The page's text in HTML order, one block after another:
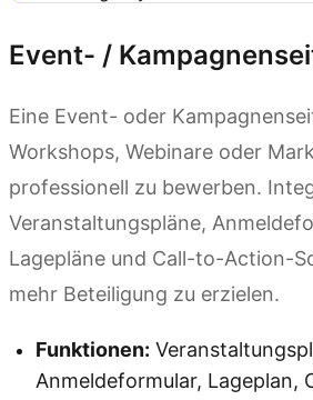
Event- /
Eine Event- oder
Workshops, Webinare oder
professionell zu bewerben.
Veranstaltungspläne,
Lagepläne und Call-to-Action-
mehr Beteiligung zu erzielen.
Funktionen:
Anmeldeformular, Lageplan,